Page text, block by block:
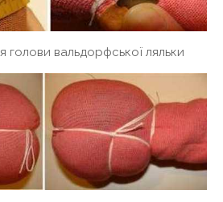
голови вальдорфської ляльки